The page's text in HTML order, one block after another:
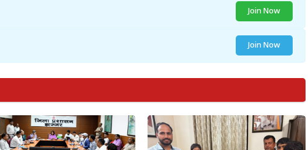
Join Now
Join Now